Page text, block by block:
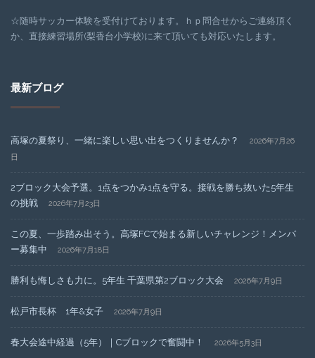
☆随時サッカー体験を受付けております。ｈｐ問合せからご連絡頂く
か、直接練習場所(梨香台小学校)に来て頂いても対応いたします。
最新ブログ
高塚の夏祭り、一緒に楽しい思い出をつくりませんか？
2026年7月26
日
2ブロック大会予選。1点をつかみ1点を守る。接戦を勝ち抜いた5年生
の挑戦
2026年7月23日
この夏、一歩踏み出そう。高塚FCで始まる新しいチャレンジ！メンバ
ー募集中
2026年7月18日
勝利も悔しさも力に。5年生 千葉県第2ブロック大会 2026年7月9日
松戸市長杯 1年&女子 2026年7月9日
春大会途中経過（5年）｜Cブロックで奮闘中！ 2026年5月3日